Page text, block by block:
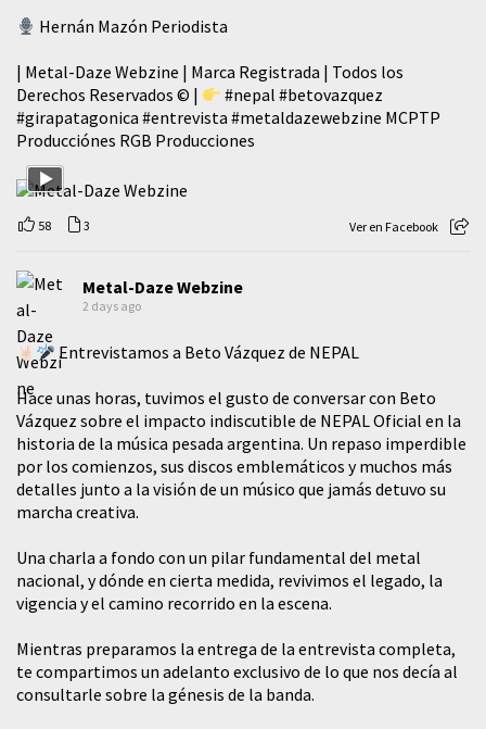
Hernán Mazón Periodista
| Metal-Daze Webzine | Marca Registrada | Todos los
Derechos Reservados © |
#nepal #betovazquez
#girapatagonica #entrevista #metaldazewebzine MCPTP
Producciónes RGB Producciones
58 3 Ver en Facebook
Metal-Daze Webzine
2 days ago
Entrevistamos a Beto Vázquez de NEPAL
Hace unas horas, tuvimos el gusto de conversar con Beto
Vázquez sobre el impacto indiscutible de NEPAL Oficial en la
historia de la música pesada argentina. Un repaso imperdible
por los comienzos, sus discos emblemáticos y muchos más
detalles junto a la visión de un músico que jamás detuvo su
marcha creativa.
​Una charla a fondo con un pilar fundamental del metal
nacional, y dónde en cierta medida, revivimos el legado, la
vigencia y el camino recorrido en la escena.
Mientras preparamos la entrega de la entrevista completa,
te compartimos un adelanto exclusivo de lo que nos decía al
consultarle sobre la génesis de la banda.